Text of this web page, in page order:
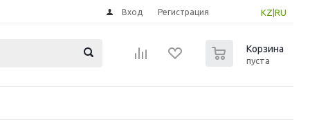
KZ RU
Вход Регистрация
Корзина
пуста